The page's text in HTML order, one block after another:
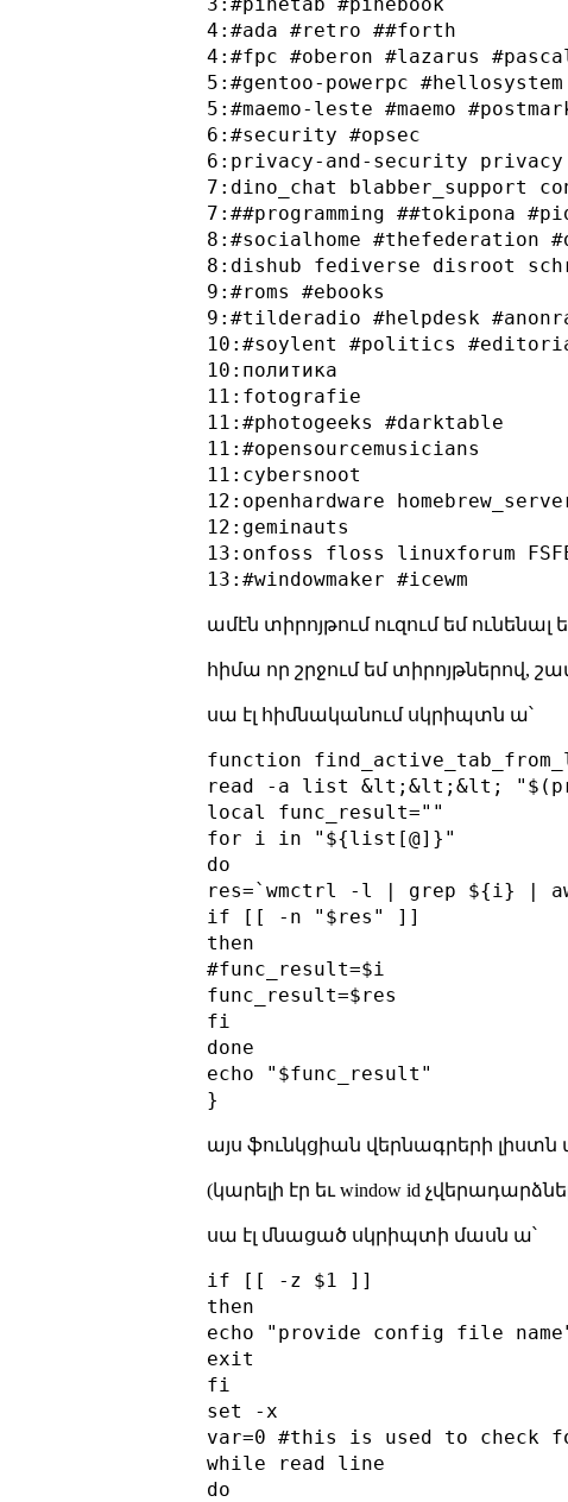
4:#ada #retro ##forth
4:#fpc #oberon #lazarus
5:#gentoo-powerpc
5:#maemo-leste #maemo
6:#security #opsec
6:privacy-and-security privacy
7:dino_chat blabber_support
7:##programming ##tokipona
8:#socialhome #thefederation
8:dishub fediverse disroot
9:#roms #ebooks
9:#tilderadio #helpdesk
10:#soylent #politics
10:политика
11:fotografie
11:#photogeeks #darktable
11:#opensourcemusicians
11:cybersnoot
12:openhardware
12:geminauts
13:onfoss floss linuxforum
ամէն տիրոյթում ուզում եմ
հիմա որ շրջում եմ տիրոյթներով,
սա էլ հիմնականում սկրիպտն ա՝
function
read -a list &lt;&lt;&lt;
local func_result=""
for i in "${list[@]}"
do
res=`wmctrl -l | grep ${i} |
if [[ -n "$res" ]]
then
#func_result=$i
func_result=$res
fi
done
echo "$func_result"
այս ֆունկցիան վերնագրերի լիստն
(կարելի էր եւ window id
սա էլ մնացած սկրիպտի մասն ա՝
if [[ -z $1 ]]
then
echo "provide config file
exit
fi
set -x
var=0 #this is used to check
while read line
do